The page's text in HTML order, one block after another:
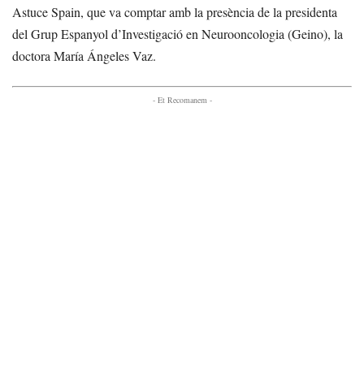
Astuce Spain, que va comptar amb la presència de la presidenta
del Grup Espanyol d’Investigació en Neurooncologia (Geino), la
doctora María Ángeles Vaz.
- Et Recomanem -